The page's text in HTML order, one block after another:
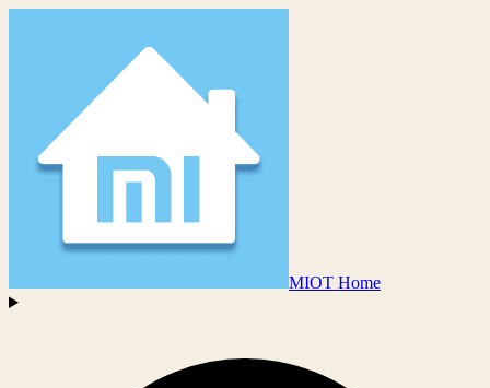
MIOT Home